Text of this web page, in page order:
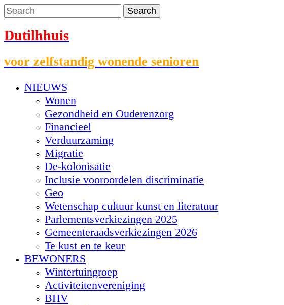
Dutilhhuis
voor zelfstandig wonende senioren
NIEUWS
Wonen
Gezondheid en Ouderenzorg
Financieel
Verduurzaming
Migratie
De-kolonisatie
Inclusie vooroordelen discriminatie
Geo
Wetenschap cultuur kunst en literatuur
Parlementsverkiezingen 2025
Gemeenteraadsverkiezingen 2026
Te kust en te keur
BEWONERS
Wintertuingroep
Activiteitenvereniging
BHV